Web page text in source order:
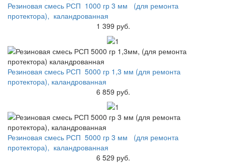
Резиновая смесь РСП 1000 гр 3 мм (для ремонта
протектора), каландрованная
1 399 руб.
Резиновая смесь РСП 5000 гр 1,3 мм (для ремонта
протектора), каландрованная
6 859 руб.
Резиновая смесь РСП 5000 гр 3 мм (для ремонта
протектора), каландрованная
6 529 руб.